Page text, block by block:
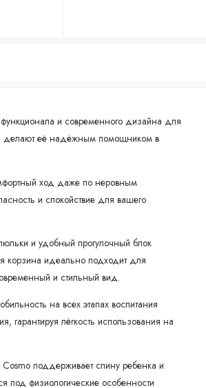
и современного дизайна для
делают её надёжным помощником в
ход даже по неровным
и спокойствие для вашего
и удобный прогулочный блок
корзина идеально подходит для
и стильный вид.
на всех этапах воспитания
гарантируя лёгкость использования на
поддерживает спину ребенка и
под физиологические особенности